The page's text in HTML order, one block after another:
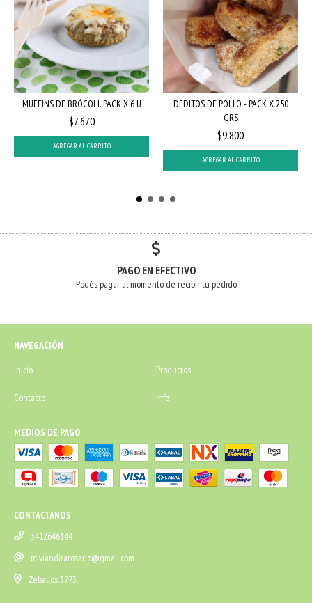
MUFFINS DE BRÓCOLI. PACK X 6 U
$7.670
AGREGAR AL CARRITO
DEDITOS DE POLLO - PACK X 250
GRS
$9.800
AGREGAR AL CARRITO
PAGO EN EFECTIVO
Podés pagar al momento de recibir tu pedido
NAVEGACIÓN
Inicio
Productos
Contacto Info
MEDIOS DE PAGO
CONTACTANOS
3412646144
mivianditarosario@gmail.com
Zeballos 3773